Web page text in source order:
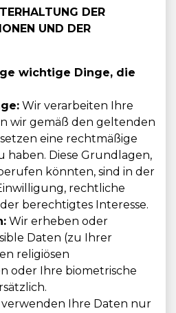
DER
UND DER
wichtige Dinge, die
Wir verarbeiten Ihre
wir gemäß den geltenden
eine rechtmäßige
haben. Diese Grundlagen,
könnten, sind in der
rechtliche
berechtigtes Interesse.
Wir erheben oder
Daten (zu Ihrer
religiösen
oder Ihre biometrische
Ihre Daten nur